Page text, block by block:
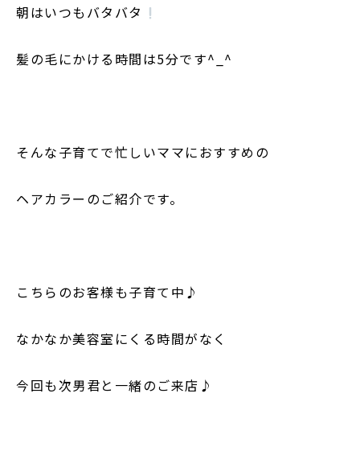
朝はいつもバタバタ
髪の毛にかける時間は5分です^_^
そんな子育てで忙しいママにおすすめの
ヘアカラーのご紹介です。
こちらのお客様も子育て中♪
なかなか美容室にくる時間がなく
今回も次男君と一緒のご来店♪